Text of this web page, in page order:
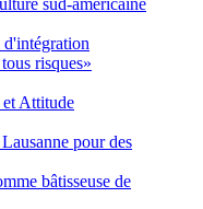
risques»
Attitude
pour des
bâtisseuse de